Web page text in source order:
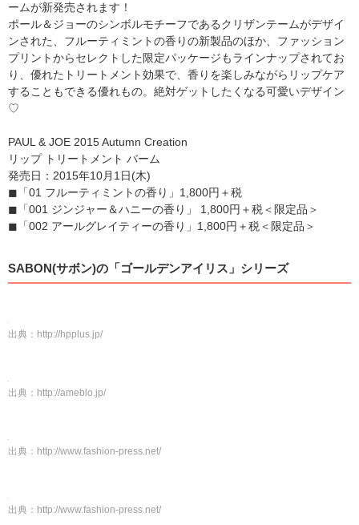
ームが新発売されます！
ポール＆ジョーのシンボルモチーフであるクリザンテームがデザイ
ンされた、フルーティミントの香りの新製品のほか、ファッション
プリントからセレクトした限定パッケージもラインナップされてお
り、優れたトリートメント効果で、香りを楽しみながらリップケア
することもできる優れもの。絶対ゲットしたくなる可愛いデザイン
♡
PAUL & JOE 2015 Autumn Creation
リップ トリートメント バーム
発売日：2015年10月1日(木)
◼︎「01 フルーティミントの香り」1,800円＋税
◼︎「001 ジンジャー＆ハニーの香り」 1,800円＋税＜限定品＞
◼︎「002 アールグレイティーの香り」1,800円＋税＜限定品＞
SABON(サボン)の「ゴールデンアイリス」シリーズ
出典： http://hpplus.jp/
出典： http://ameblo.jp/
出典： http://www.fashion-press.net/
出典： http://www.fashion-press.net/